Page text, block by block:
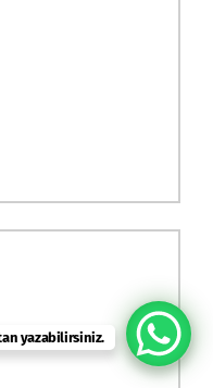
yazabilirsiniz.